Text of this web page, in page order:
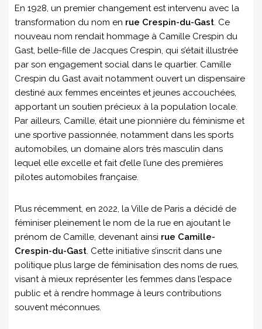
En 1928, un premier changement est intervenu avec la
transformation du nom en rue Crespin-du-Gast. Ce
nouveau nom rendait hommage à Camille Crespin du
Gast, belle-fille de Jacques Crespin, qui s’était illustrée
par son engagement social dans le quartier. Camille
Crespin du Gast avait notamment ouvert un dispensaire
destiné aux femmes enceintes et jeunes accouchées,
apportant un soutien précieux à la population locale.
Par ailleurs, Camille, était une pionnière du féminisme et
une sportive passionnée, notamment dans les sports
automobiles, un domaine alors très masculin dans
lequel elle excelle et fait d’elle l’une des premières
pilotes automobiles française.
Plus récemment, en 2022, la Ville de Paris a décidé de
féminiser pleinement le nom de la rue en ajoutant le
prénom de Camille, devenant ainsi rue Camille-
Crespin-du-Gast. Cette initiative s’inscrit dans une
politique plus large de féminisation des noms de rues,
visant à mieux représenter les femmes dans l’espace
public et à rendre hommage à leurs contributions
souvent méconnues.